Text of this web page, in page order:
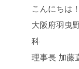
こんにちは！
大阪府羽曳
科
理事長 加藤